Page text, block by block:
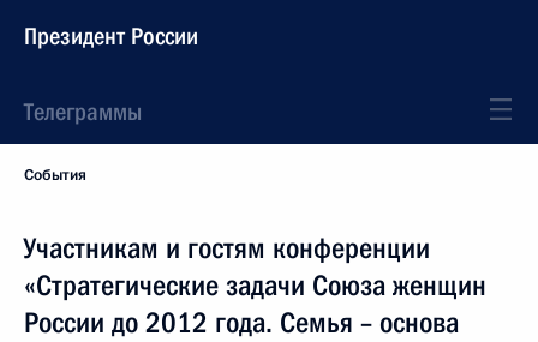
Президент России
Телеграммы
События
Участникам и гостям конференции
«Стратегические задачи Союза женщин
России до 2012 года. Семья – основа